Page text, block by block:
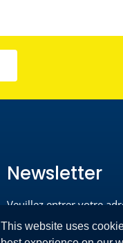
Newsletter
Veuillez entrer votre
pour vous inscrire*
This website uses